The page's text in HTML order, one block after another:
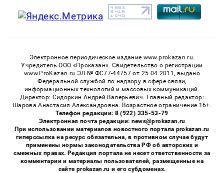
Электронное периодическое издание www.prokazan.ru.
Учредитель ООО «Проказан». Cвидетельство о регистрации
www.ProKazan.ru ЭЛ № ФС77-44757 от 25.04.2011, выдано
Федеральной службой по надзору в сфере связи,
информационных технологий и массовых коммуникаций.
Директор: Сидоркин Андрей Валерьевич. Главный редактор:
Шарова Анастасия Александровна. Возрастное ограничение 16+.
Телефон редакции: 8 (922) 335-53-79
Электронная почта редакции: news@prokazan.ru
При использовании материалов новостного портала prokazan.ru
гиперссылка на ресурс обязательна, в противном случае будут
применены нормы законодательства РФ об авторских и
смежных правах. Редакция портала не несет ответственности за
комментарии и материалы пользователей, размещенные на
сайте prokazan.ru и его субдоменах.